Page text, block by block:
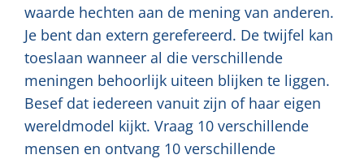
waarde hechten aan de mening van anderen.
Je bent dan extern gerefereerd. De twijfel kan
toeslaan wanneer al die verschillende
meningen behoorlijk uiteen blijken te liggen.
Besef dat iedereen vanuit zijn of haar eigen
wereldmodel kijkt. Vraag 10 verschillende
mensen en ontvang 10 verschillende